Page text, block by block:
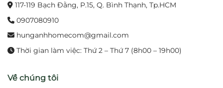
117-119 Bạch Đằng, P.15, Q. Bình Thạnh, Tp.HCM
0907080910
hunganhhomecom@gmail.com
Thời gian làm việc: Thứ 2 – Thứ 7 (8h00 – 19h00)
Về chúng tôi